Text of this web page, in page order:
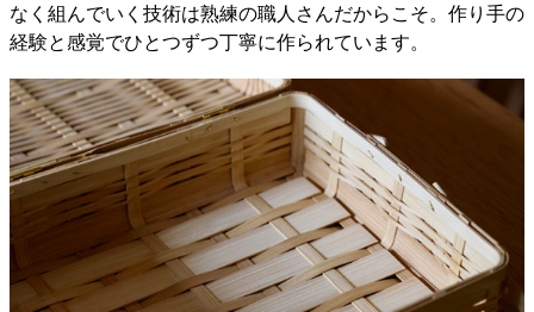
なく組んでいく技術は熟練の職人さんだからこそ。作り手の
経験と感覚でひとつずつ丁寧に作られています。